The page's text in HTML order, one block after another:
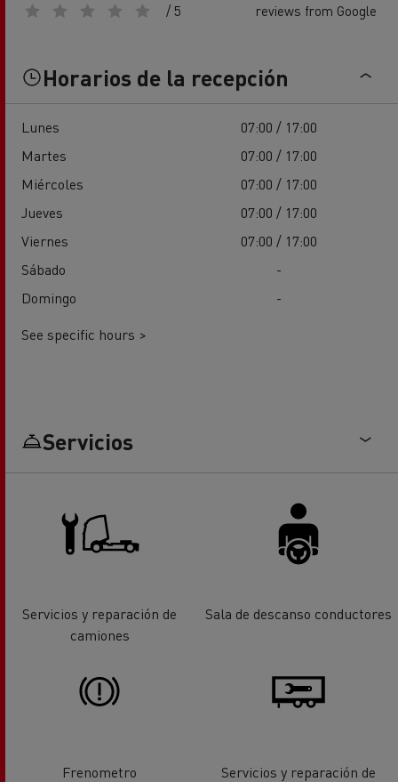
/ 5 reviews from Google
Horarios de la recepción
Lunes
07:00 / 17:00
Martes
07:00 / 17:00
Miércoles
07:00 / 17:00
Jueves
07:00 / 17:00
Viernes
07:00 / 17:00
Sábado
-
Domingo
-
See specific hours >
Servicios
Servicios y reparación de
camiones
Sala de descanso conductores
Frenometro
Servicios y reparación de